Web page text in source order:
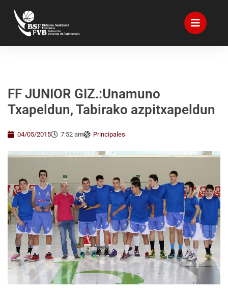
FF JUNIOR GIZ.:Unamuno
Txapeldun, Tabirako azpitxapeldun
04/05/2015 7:52 am Principales